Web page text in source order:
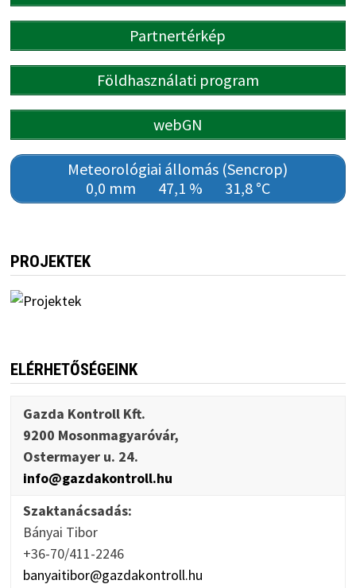
Partnertérkép
Földhasználati program
webGN
Meteorológiai állomás (Sencrop)
0,0 mm
47,1 % 31,8 °C
PROJEKTEK
ELÉRHETŐSÉGEINK
Gazda Kontroll Kft.
9200 Mosonmagyaróvár,
Ostermayer u. 24.
info@gazdakontroll.hu
Szaktanácsadás:
Bányai Tibor
+36-70/411-2246
banyaitibor@gazdakontroll.hu